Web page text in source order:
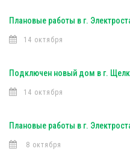
Плановые работы в г.
14 октября
Подключен новый дом в г.
14 октября
Плановые работы в г.
8 октября